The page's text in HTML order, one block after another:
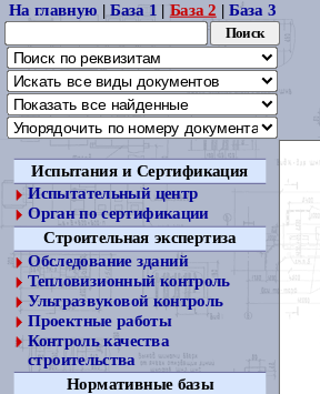
На главную |База 1 | База 2 |База 3
Испытания и Сертификация
Испытательный центр
Орган по сертификации
Строительная экспертиза
Обследование зданий
Тепловизионный контроль
Ультразвуковой контроль
Проектные работы
Контроль качества
строительства
Нормативные базы